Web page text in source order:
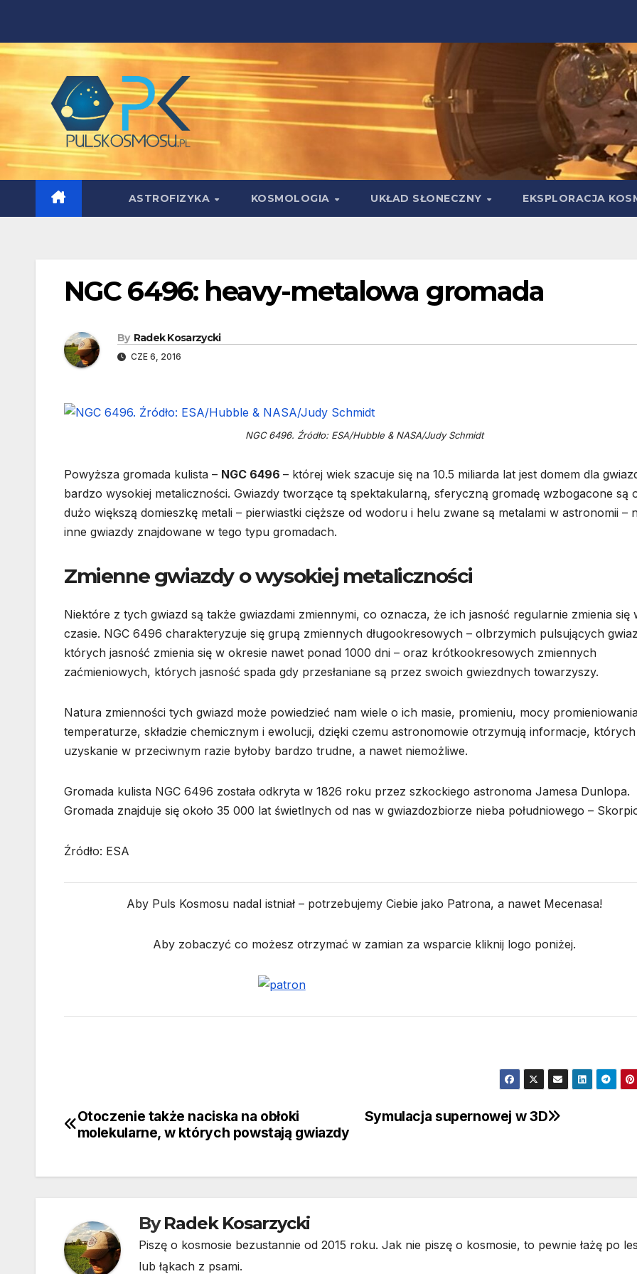
content
ASTROFIZYKA KOSMOLOGIA UKŁAD SŁONECZNY EKSPLORACJA
NGC 6496: heavy-metalowa gromada
By Radek Kosarzycki
CZE 6, 2016
NGC 6496. Źródło: ESA/Hubble & NASA/Judy Schmidt
Powyższa gromada kulista – NGC 6496 – której wiek szacuje się na 10.5 miliarda lat jest domem dla
bardzo wysokiej metaliczności. Gwiazdy tworzące tą spektakularną, sferyczną gromadę wzbogacone są
dużo większą domieszkę metali – pierwiastki cięższe od wodoru i helu zwane są metalami w astronomii –
inne gwiazdy znajdowane w tego typu gromadach.
Zmienne gwiazdy o wysokiej metaliczności
Niektóre z tych gwiazd są także gwiazdami zmiennymi, co oznacza, że ich jasność regularnie zmienia się
czasie. NGC 6496 charakteryzuje się grupą zmiennych długookresowych – olbrzymich pulsujących
których jasność zmienia się w okresie nawet ponad 1000 dni – oraz krótkookresowych zmiennych
zaćmieniowych, których jasność spada gdy przesłaniane są przez swoich gwiezdnych towarzyszy.
Natura zmienności tych gwiazd może powiedzieć nam wiele o ich masie, promieniu, mocy
temperaturze, składzie chemicznym i ewolucji, dzięki czemu astronomowie otrzymują informacje, których
uzyskanie w przeciwnym razie byłoby bardzo trudne, a nawet niemożliwe.
Gromada kulista NGC 6496 została odkryta w 1826 roku przez szkockiego astronoma Jamesa Dunlopa.
Gromada znajduje się około 35 000 lat świetlnych od nas w gwiazdozbiorze nieba południowego –
Źródło: ESA
Aby Puls Kosmosu nadal istniał – potrzebujemy Ciebie jako Patrona, a nawet Mecenasa!
Aby zobaczyć co możesz otrzymać w zamian za wsparcie kliknij logo poniżej.
Nawigacja
Symulacja supernowej w 3D
Otoczenie także naciska na obłoki
molekularne, w których powstają gwiazdy
ByRadek Kosarzycki
Piszę o kosmosie bezustannie od 2015 roku. Jak nie piszę o kosmosie, to pewnie łażę po
lub łąkach z psami.